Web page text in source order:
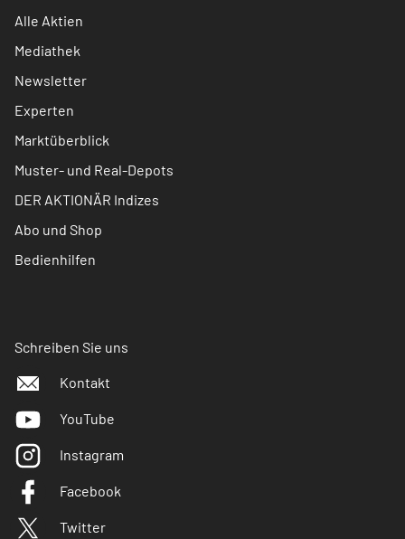
Alle Aktien
Mediathek
Newsletter
Experten
Marktüberblick
Muster- und Real-Depots
DER AKTIONÄR Indizes
Abo und Shop
Bedienhilfen
Schreiben Sie uns
Kontakt
YouTube
Instagram
Facebook
Twitter